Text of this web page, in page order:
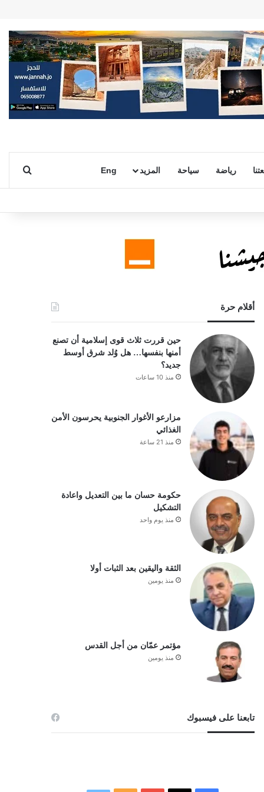
رياضة سياحة المزيد Eng بحث
أقلام حرة
حين قررت ثلاث قوى إسلامية أن تصنع
أمنها بنفسها… هل وُلد شرق أوسط
جديد؟
منذ 10 ساعات
مزارعو الأغوار الجنوبية يحرسون الأمن
الغذائي
منذ 21 ساعة
حكومة حسان ما بين التعديل واعادة
التشكيل
منذ يوم واحد
الثقة واليقين بعد الثبات أولا
منذ يومين
مؤتمر عمّان من أجل القدس
منذ يومين
تابعنا على فيسبوك